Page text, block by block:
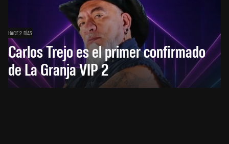
HACE 2 DÍAS
Carlos Trejo es el primer confirmado
de La Granja VIP 2